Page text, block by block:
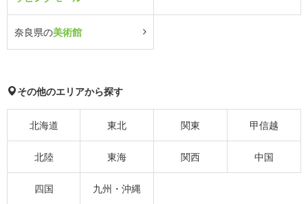
奈良県の美術館
その他のエリアから探す
北海道 東北 関東 甲信越
北陸 東海 関西 中国
四国 九州・沖縄